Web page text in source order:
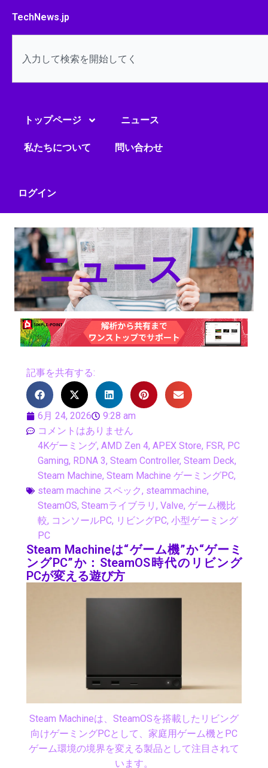
TechNews.jp
トップページ ニュース
私たちについて 問い合わせ
ログイン
ニュース
記事を共有する:
6月 24, 2026
9:28 am
コメントはありません
4Kゲーミング, AMD Zen 4, APEX Store, FSR, PC
Gaming, RDNA 3, Steam Controller, Steam Deck,
Steam Machine, Steam Machine ゲーミングPC,
steam machine スペック, steammachine,
SteamOS, Steamライブラリ , Valve, ゲーム機比
較, コンソールPC, リビングPC, 小型ゲーミング
PC
Steam Machineは“ゲーム機”か“ゲーミ
ングPC”か：SteamOS時代のリビング
PCが変える遊び方
Steam Machineは、SteamOSを搭載したリビング
向けゲーミングPCとして、家庭用ゲーム機とPC
ゲーム環境の境界を変える製品として注目されて
います。